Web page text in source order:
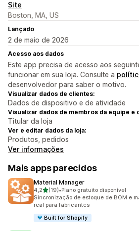
Site
Boston, MA, US
Lançado
2 de maio de 2026
Acesso aos dados
Este app precisa de acesso aos
funcionar em sua loja. Consulte a
desenvolvedor para saber o motivo.
Visualizar dados de clientes:
Dados de dispositivo e de atividade
Visualizar dados de membros da equipe e
Titular da loja
Ver e editar dados da loja:
Produtos, pedidos
Ver informações
Mais apps parecidos
Material Manager
4,2de 5 estrelas
(19)
19 avaliações ao todo
•Plano gratuito disponível
Sincronização de estoque de BOM e
real para fabricantes
Built for Shopify